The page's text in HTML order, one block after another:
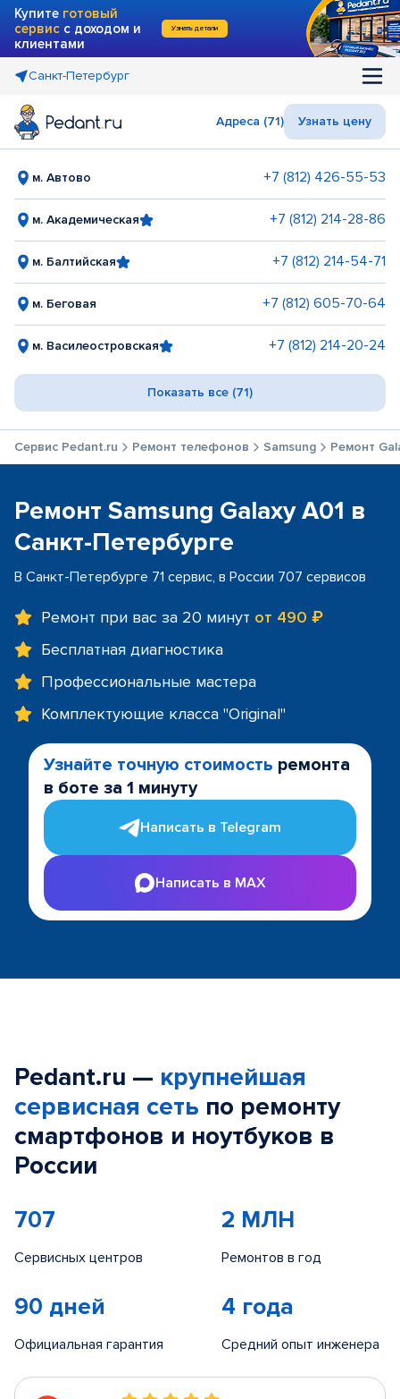
Купите готовый
сервис с доходом и
клиентами
Узнать детали
Санкт-Петербург
Адреса (71) Узнать цену
м. Автово +7 (812) 426-55-53
м. Академическая +7 (812) 214-28-86
м. Балтийская +7 (812) 214-54-71
м. Беговая +7 (812) 605-70-64
м. Василеостровская +7 (812) 214-20-24
Показать все (71)
Сервис Pedant.ru Ремонт телефонов Samsung Ремонт
Ремонт Samsung Galaxy A01 в
Санкт-Петербурге
В Санкт-Петербурге 71 сервис, в России 707 сервисов
Ремонт при вас за 20 минут от 490 ₽
Бесплатная диагностика
Профессиональные мастера
Комплектующие класса "Original"
Узнайте точную стоимость ремонта
в боте за 1 минуту
Написать в Telegram
Написать в MAX
Pedant.ru — крупнейшая
сервисная сеть по ремонту
смартфонов и ноутбуков в
России
707
Сервисных центров
2 МЛН
Ремонтов в год
90 дней
Официальная гарантия
4 года
Средний опыт инженера